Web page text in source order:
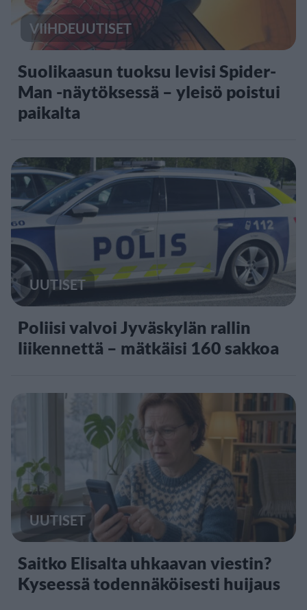
VIIHDEUUTISET
Suolikaasun tuoksu levisi Spider-
Man -näytöksessä – yleisö poistui
paikalta
UUTISET
Poliisi valvoi Jyväskylän rallin
liikennettä – mätkäisi 160 sakkoa
UUTISET
Saitko Elisalta uhkaavan viestin?
Kyseessä todennäköisesti huijaus